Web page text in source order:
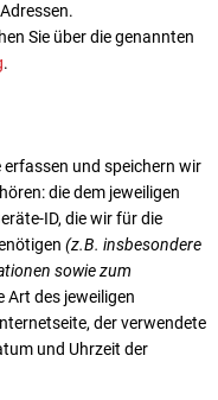
Sie über die genannten
.
und speichern wir
die dem jeweiligen
ID, die wir für die
(z.B. insbesondere
sowie zum
Art des jeweiligen
der verwendete
und Uhrzeit der